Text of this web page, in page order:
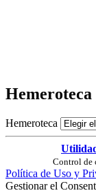
Hemeroteca
Hemeroteca
Control de
Política de Uso y
Gestionar el